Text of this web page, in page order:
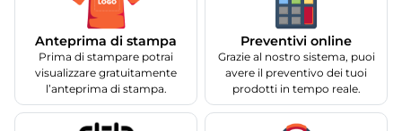
Anteprima di stampa
Prima di stampare potrai
visualizzare gratuitamente
l’anteprima di stampa.
Preventivi online
Grazie al nostro sistema, puoi
avere il preventivo dei tuoi
prodotti in tempo reale.